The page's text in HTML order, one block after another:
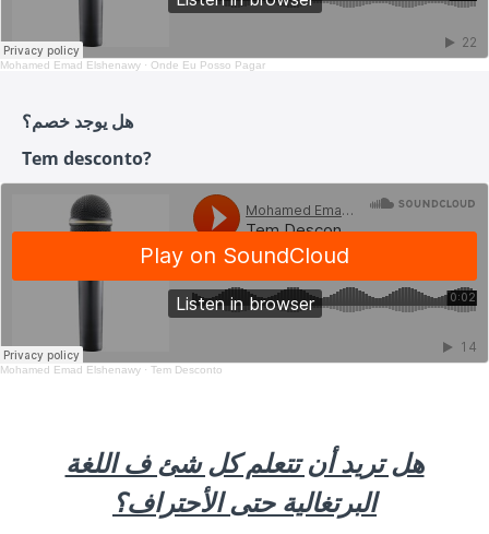
Mohamed Emad Elshenawy · Onde Eu Posso Pagar
هل يوجد خصم؟
Tem desconto?
Mohamed Emad Elshenawy · Tem Desconto
هل تريد أن تتعلم كل شئ ف اللغة
البرتغالية حتى الأحتراف؟